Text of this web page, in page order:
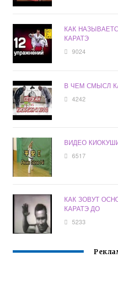
КАК
КАРАТЭ
9024
В ЧЕМ СМЫСЛ
4242
ВИДЕО
6517
КАК ЗОВУТ
КАРАТЭ ДО
5233